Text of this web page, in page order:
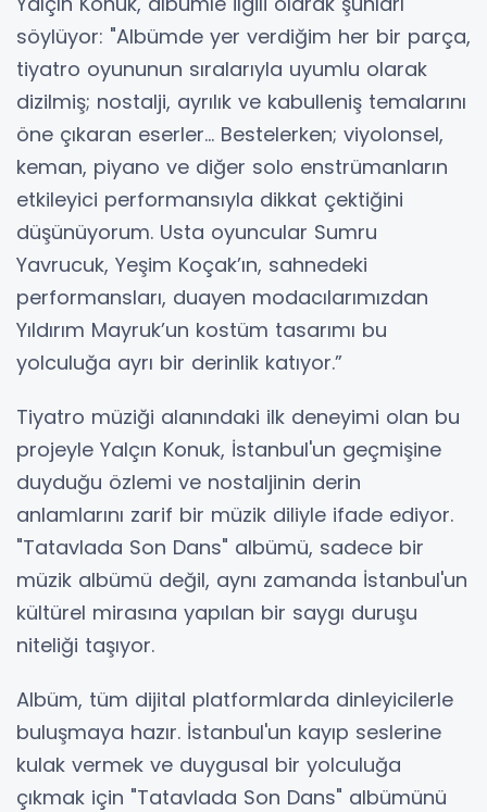
söylüyor: "Albümde yer verdiğim her bir parça,
tiyatro oyununun sıralarıyla uyumlu olarak
dizilmiş; nostalji, ayrılık ve kabulleniş temalarını
öne çıkaran eserler… Bestelerken; viyolonsel,
keman, piyano ve diğer solo enstrümanların
etkileyici performansıyla dikkat çektiğini
düşünüyorum. Usta oyuncular Sumru
Yavrucuk, Yeşim Koçak’ın, sahnedeki
performansları, duayen modacılarımızdan
Yıldırım Mayruk’un kostüm tasarımı bu
yolculuğa ayrı bir derinlik katıyor.”
Tiyatro müziği alanındaki ilk deneyimi olan bu
projeyle Yalçın Konuk, İstanbul'un geçmişine
duyduğu özlemi ve nostaljinin derin
anlamlarını zarif bir müzik diliyle ifade ediyor.
"Tatavlada Son Dans" albümü, sadece bir
müzik albümü değil, aynı zamanda İstanbul'un
kültürel mirasına yapılan bir saygı duruşu
niteliği taşıyor.
Albüm, tüm dijital platformlarda dinleyicilerle
buluşmaya hazır. İstanbul'un kayıp seslerine
kulak vermek ve duygusal bir yolculuğa
çıkmak için "Tatavlada Son Dans" albümünü